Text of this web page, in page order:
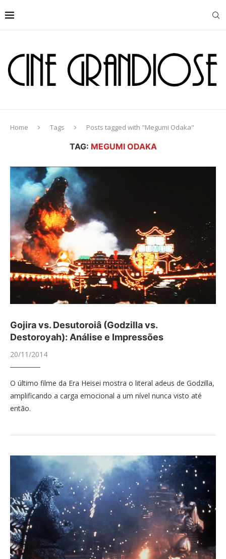
Home Tags Posts tagged with "Megumi Odaka"
TAG: MEGUMI ODAKA
Gojira vs. Desutoroiâ (Godzilla vs.
Destoroyah): Análise e Impressões
20/11/2014
O último filme da Era Heisei mostra o literal adeus de Godzilla,
amplificando a carga emocional a um nível nunca visto até
então.